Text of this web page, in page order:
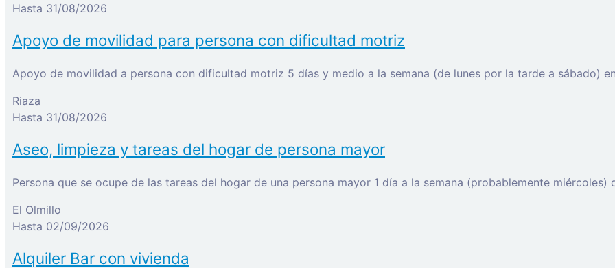
Hasta 31/08/2026
Apoyo de movilidad para persona con dificultad motriz
Riaza
Hasta 31/08/2026
Aseo, limpieza y tareas del hogar de persona mayor
El Olmillo
Hasta 02/09/2026
Alquiler Bar con vivienda